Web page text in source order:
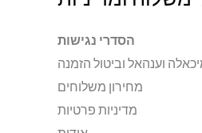
הסדרי נגישות
וענהאל וביטול הזמנה
מחירון משלוחים
מדיניות פרטיות